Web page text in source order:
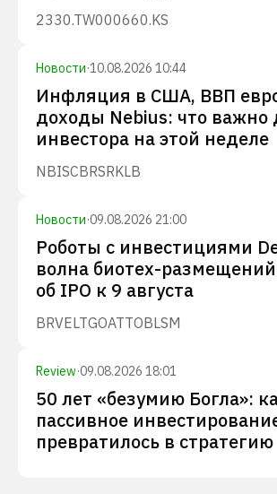
2330.TW000660.KS
Новости·10.08.2026 10:44
Инфляция в США, ВВП
доходы Nebius: что важно
инвестора на этой неделе
NBISCBRSRKLB
Новости·09.08.2026 21:00
Роботы с инвестициями
волна биотех-
об IPO к 9 августа
BRVELTGOATTOBLSM
Review·09.08.2026 18:01
50 лет «безумию Богла»:
пассивное
превратилось в стратегию